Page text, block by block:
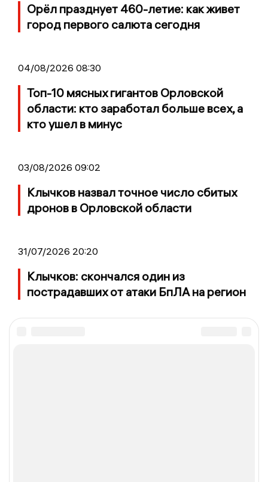
Орёл празднует 460-летие: как живет
город первого салюта сегодня
04/08/2026 08:30
Топ-10 мясных гигантов Орловской
области: кто заработал больше всех, а
кто ушел в минус
03/08/2026 09:02
Клычков назвал точное число сбитых
дронов в Орловской области
31/07/2026 20:20
Клычков: скончался один из
пострадавших от атаки БпЛА на регион